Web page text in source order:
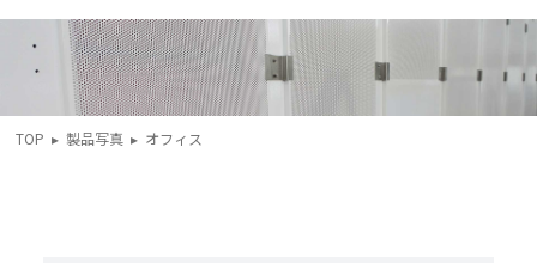
TOP ▸ 製品写真 ▸ オフィス